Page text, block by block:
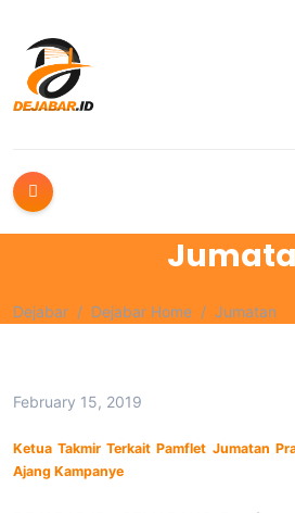
Dejabar Dejabar Home Jumatan
February 15, 2019
Ketua Takmir Terkait Pamflet Jumatan
Ajang Kampanye